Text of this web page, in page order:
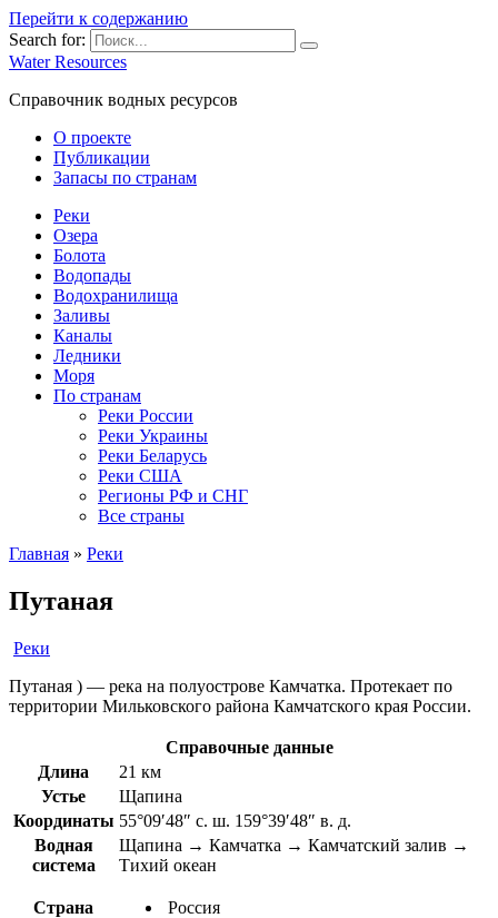
Перейти к содержанию
Search for:
Water Resources
Справочник водных ресурсов
О проекте
Публикации
Запасы по странам
Реки
Озера
Болота
Водопады
Водохранилища
Заливы
Каналы
Ледники
Моря
По странам
Реки России
Реки Украины
Реки Беларусь
Реки США
Регионы РФ и СНГ
Все страны
Главная » Реки
Путаная
Реки
Путаная ) — река на полуострове Камчатка. Протекает по
территории Мильковского района Камчатского края России.
Справочные данные
Длина
21 км
Устье
Щапина
Координаты 55°09′48″ с. ш. 159°39′48″ в. д.
Водная
система
Щапина → Камчатка → Камчатский залив →
Тихий океан
Страна Россия